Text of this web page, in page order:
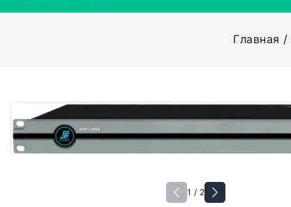
Главная
1 / 2